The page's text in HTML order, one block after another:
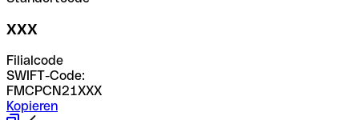
XXX
Filialcode
SWIFT-Code:
FMCPCN21XXX
Kopieren